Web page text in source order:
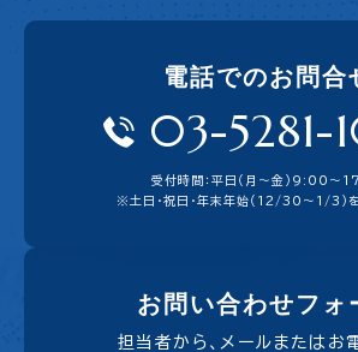
電話でのお問合
03-5281-
受付時間：平日（月〜金）9:00〜
※土日・祝日・年末年始（12/30～1/3）を
お問い合わせフォ
担当者から、メールまたはお